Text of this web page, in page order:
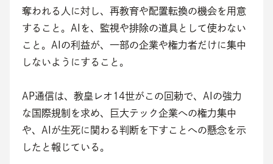
奪われる人に対し、再教育や配置転換の機会を用意
すること。AIを、監視や排除の道具として使わない
こと。AIの利益が、一部の企業や権力者だけに集中
しないようにすること。
AP通信は、教皇レオ14世がこの回勅で、AIの強力
な国際規制を求め、巨大テック企業への権力集中
や、AIが生死に関わる判断を下すことへの懸念を示
したと報じている。